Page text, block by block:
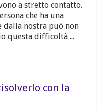
a stretto contatto.
che ha una
nostra può non
questa difficoltà ...
con la